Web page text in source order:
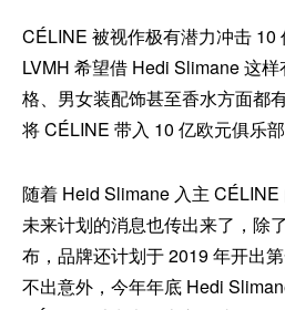
CÉLINE 被视作极有潜力冲击 10
LVMH 希望借 Hedi Slimane 这
格、男女装配饰甚至香水方面都
将 CÉLINE 带入 10 亿欧元俱乐部
随着 Heid Slimane 入主
未来计划的消息也传出来了，除
布，品牌还计划于 2019 年开出
不出意外，今年年底 Hedi